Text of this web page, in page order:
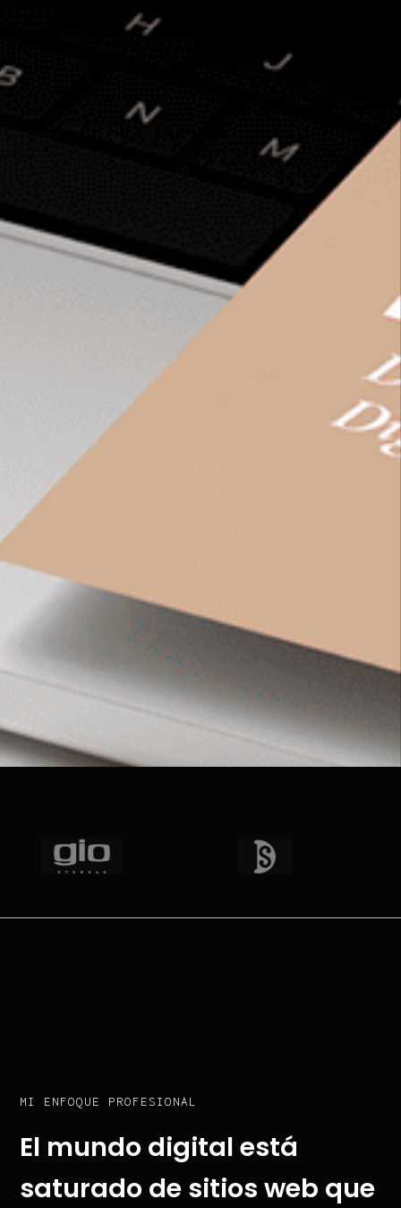
MI ENFOQUE PROFESIONAL
El mundo digital está
saturado de sitios web que